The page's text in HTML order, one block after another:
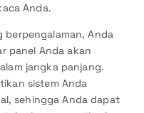
Anda.
Anda
panel Anda akan
jangka panjang.
sistem Anda
sehingga Anda dapat